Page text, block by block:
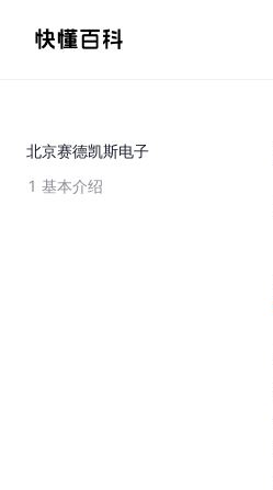
北京赛德凯斯电子
1 基本介绍